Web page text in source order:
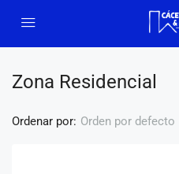
Zona Residencial
Ordenar por: Orden por defecto